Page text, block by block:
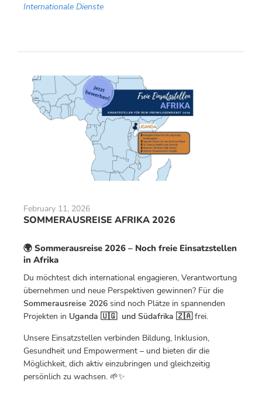
Internationale Dienste
February 11, 2026
SOMMERAUSREISE AFRIKA 2026
🌍 Sommerausreise 2026 – Noch freie Einsatzstellen
in Afrika
Du möchtest dich international engagieren, Verantwortung
übernehmen und neue Perspektiven gewinnen? Für die
Sommerausreise 2026 sind noch Plätze in spannenden
Projekten in Uganda 🇺🇬 und Südafrika 🇿🇦frei.
Unsere Einsatzstellen verbinden Bildung, Inklusion,
Gesundheit und Empowerment – und bieten dir die
Möglichkeit, dich aktiv einzubringen und gleichzeitig
persönlich zu wachsen. 🌱✨